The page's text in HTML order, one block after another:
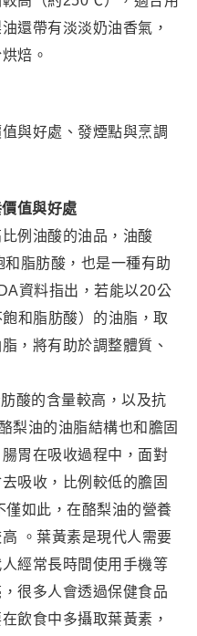
還帶有淡淡奶油香氣，
焙。
與好處、發煙點與烹調
值與好處
例油酸的油品，油酸
和脂肪酸，也是一種有助
資料指出，若能以20公
和脂肪酸）的油脂，取
，將有助於調整體質、
酸的含量較高，以及抗
梨油的油脂結構也和膽固
胃在吸收過程中，面對
吸收，比例較低的膽固
僅如此，在酪梨油的營養
。葉黃素是現代人需要
經常長時間使用手機等
很多人會透過保健食品
飲食中多攝取葉黃素，